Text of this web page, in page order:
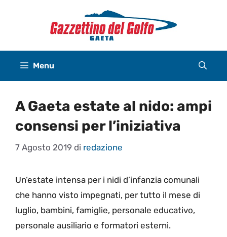
Menu
A Gaeta estate al nido: ampi
consensi per l’iniziativa
7 Agosto 2019 di redazione
Un’estate intensa per i nidi d’infanzia comunali
che hanno visto impegnati, per tutto il mese di
luglio, bambini, famiglie, personale educativo,
personale ausiliario e formatori esterni.